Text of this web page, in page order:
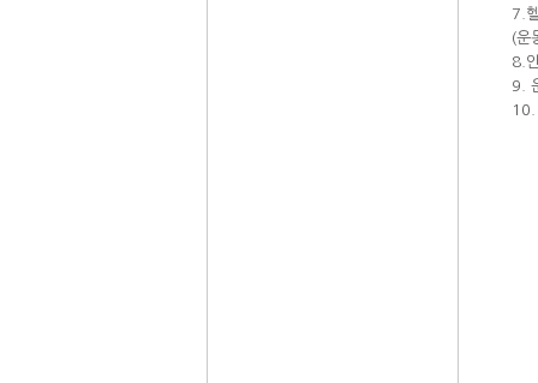
7.
(운
8.
9.
10.